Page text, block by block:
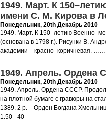
1949. Март. К
имени С. М. Кирова в
Понедельник, 20th Декабрь 2010
1949. Март. К 150–летию
(основана в 1798 г.). Рисунки В.
академии – красно–коричневая.
1949. Апрель. Ордена
Понедельник, 20th Декабрь 2010
1949. Апрель. Ордена СССР.
на плотной бумаге с гравюры на
1389. 2 р. – Орден Богдана
1.50 –40